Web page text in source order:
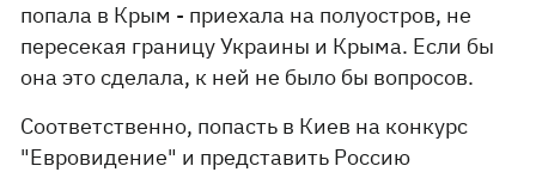
попала в Крым - приехала на полуостров, не
пересекая границу Украины и Крыма. Если бы
она это сделала, к ней не было бы вопросов.
Соответственно, попасть в Киев на конкурс
"Евровидение" и представить Россию